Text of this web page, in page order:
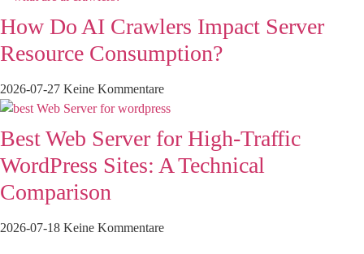
How Do AI Crawlers Impact Server
Resource Consumption?
2026-07-27 Keine Kommentare
Best Web Server for High-Traffic
WordPress Sites: A Technical
Comparison
2026-07-18 Keine Kommentare